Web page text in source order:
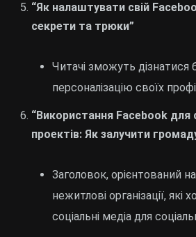
“Як налаштувати свій
секрети та трюки”
Читачі зможуть дізнатися
персоналізацію своїх
“Використання Facebook для
проектів: Як залучити
Заголовок, орієнтований на
нежитлові організації, які
соціальні медіа для